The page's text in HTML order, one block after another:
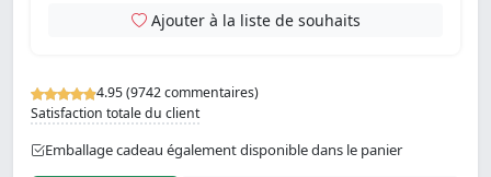
4.95 (9742 commentaires)
Satisfaction totale du client
Emballage cadeau également disponible dans le panier
Ajouter à la liste de souhaits